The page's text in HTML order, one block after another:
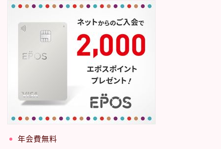
年会費無料